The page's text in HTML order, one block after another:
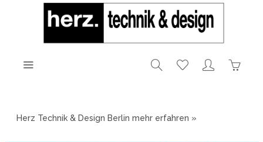
Herz Technik & Design Berlin mehr erfahren »